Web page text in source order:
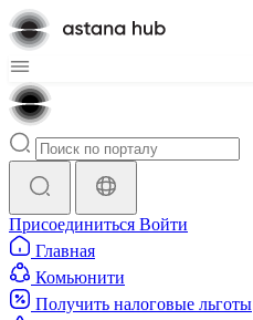
Присоединиться Войти
Главная
Комьюнити
Получить налоговые льготы